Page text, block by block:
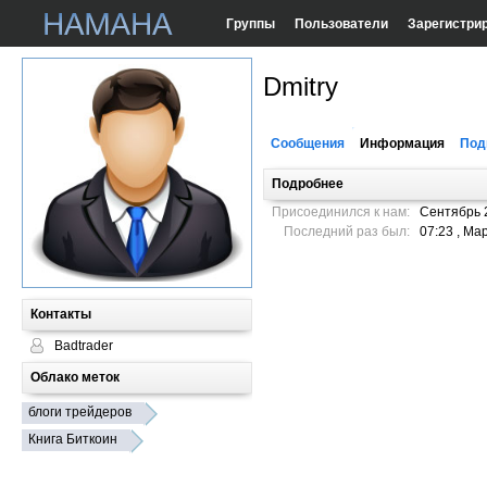
Группы Пользователи
Контакты
Badtrader
Облако меток
блоги трейдеров
Книга Биткоин
Dmitry
Сообщения Информация
Подробнее
Присоединился к нам:
Сентябрь
Последний раз был:
07:23 ,